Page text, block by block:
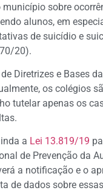
sobre
alunos, em
de suicídio e
20).
Diretrizes e Bases
os colégios
tutelar apenas os
a Lei 13.819/19
de Prevenção da
a notificação e o
de dados sobre